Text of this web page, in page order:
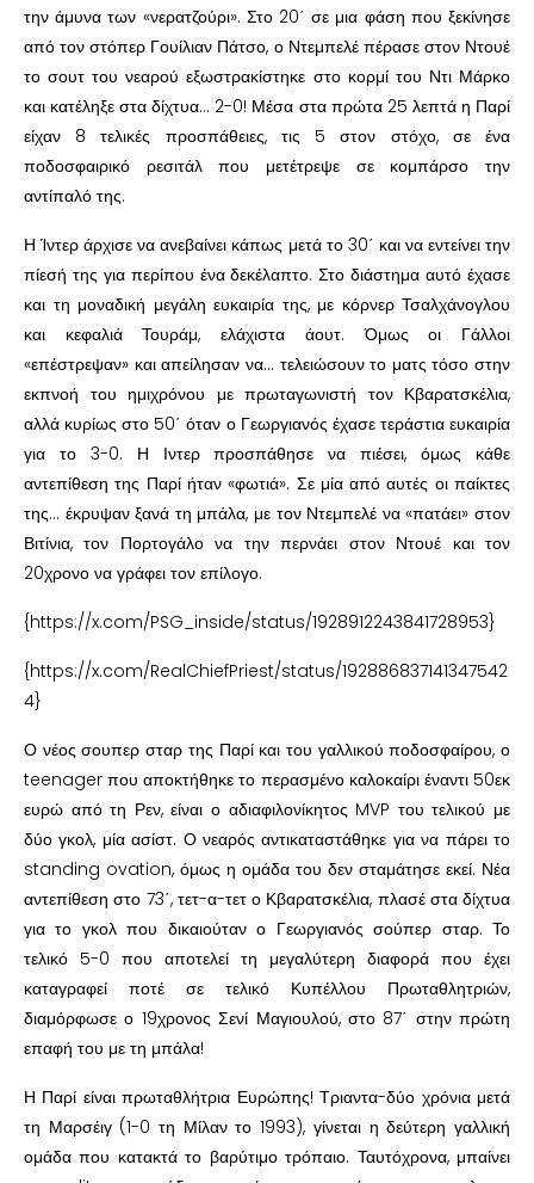
την άμυνα των «νερατζούρι». Στο 20΄ σε μια φάση που ξεκίνησε
από τον στόπερ Γουίλιαν Πάτσο, ο Ντεμπελέ πέρασε στον Ντουέ
το σουτ του νεαρού εξωστρακίστηκε στο κορμί του Ντι Μάρκο
και κατέληξε στα δίχτυα… 2-0! Μέσα στα πρώτα 25 λεπτά η Παρί
είχαν 8 τελικές προσπάθειες, τις 5 στον στόχο, σε ένα
ποδοσφαιρικό ρεσιτάλ που μετέτρεψε σε κομπάρσο την
αντίπαλό της.
Η Ίντερ άρχισε να ανεβαίνει κάπως μετά το 30΄ και να εντείνει την
πίεσή της για περίπου ένα δεκέλαπτο. Στο διάστημα αυτό έχασε
και τη μοναδική μεγάλη ευκαιρία της, με κόρνερ Τσαλχάνογλου
και κεφαλιά Τουράμ, ελάχιστα άουτ. Όμως οι Γάλλοι
«επέστρεψαν» και απείλησαν να… τελειώσουν το ματς τόσο στην
εκπνοή του ημιχρόνου με πρωταγωνιστή τον Κβαρατσκέλια,
αλλά κυρίως στο 50΄ όταν ο Γεωργιανός έχασε τεράστια ευκαιρία
για το 3-0. Η Ιντερ προσπάθησε να πιέσει, όμως κάθε
αντεπίθεση της Παρί ήταν «φωτιά». Σε μία από αυτές οι παίκτες
της… έκρυψαν ξανά τη μπάλα, με τον Ντεμπελέ να «πατάει» στον
Βιτίνια, τον Πορτογάλο να την περνάει στον Ντουέ και τον
20χρονο να γράφει τον επίλογο.
{https://x.com/PSG_inside/status/1928912243841728953}
{https://x.com/RealChiefPriest/status/192886837141347542
4}
Ο νέος σουπερ σταρ της Παρί και του γαλλικού ποδοσφαίρου, ο
teenager που αποκτήθηκε το περασμένο καλοκαίρι έναντι 50εκ
ευρώ από τη Ρεν, είναι ο αδιαφιλονίκητος MVP του τελικού με
δύο γκολ, μία ασίστ. Ο νεαρός αντικαταστάθηκε για να πάρει το
standing ovation, όμως η ομάδα του δεν σταμάτησε εκεί. Νέα
αντεπίθεση στο 73΄, τετ-α-τετ ο Κβαρατσκέλια, πλασέ στα δίχτυα
για το γκολ που δικαιούταν ο Γεωργιανός σούπερ σταρ. Το
τελικό 5-0 που αποτελεί τη μεγαλύτερη διαφορά που έχει
καταγραφεί ποτέ σε τελικό Κυπέλλου Πρωταθλητριών,
διαμόρφωσε ο 19χρονος Σενί Μαγιουλού, στο 87΄ στην πρώτη
επαφή του με τη μπάλα!
Η Παρί είναι πρωταθλήτρια Ευρώπης! Τριαντα-δύο χρόνια μετά
τη Μαρσέιγ (1-0 τη Μίλαν το 1993), γίνεται η δεύτερη γαλλική
ομάδα που κατακτά το βαρύτιμο τρόπαιο. Ταυτόχρονα, μπαίνει